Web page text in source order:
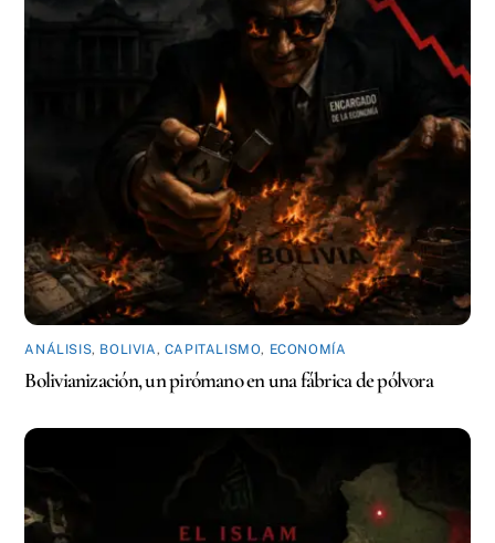
ANÁLISIS, BOLIVIA, CAPITALISMO, ECONOMÍA
Bolivianización, un pirómano en una fábrica de pólvora